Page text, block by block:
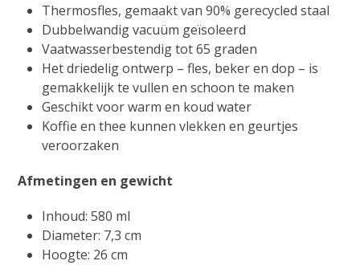
Thermosfles, gemaakt van 90% gerecycled staal
Dubbelwandig vacuüm geïsoleerd
Vaatwasserbestendig tot 65 graden
Het driedelig ontwerp – fles, beker en dop – is
gemakkelijk te vullen en schoon te maken
Geschikt voor warm en koud water
Koffie en thee kunnen vlekken en geurtjes
veroorzaken
Afmetingen en gewicht
Inhoud: 580 ml
Diameter: 7,3 cm
Hoogte: 26 cm